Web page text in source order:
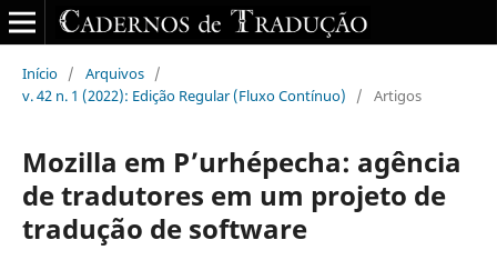
Início / Arquivos /
v. 42 n. 1 (2022): Edição Regular (Fluxo Contínuo)
/ Artigos
Mozilla em P’urhépecha: agência
de tradutores em um projeto de
tradução de software